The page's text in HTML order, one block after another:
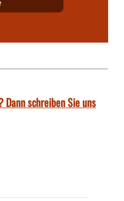
schreiben Sie uns